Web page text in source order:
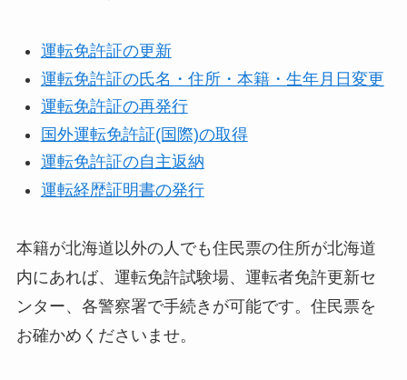
運転免許証の更新
運転免許証の氏名・住所・本籍・生年月日変更
運転免許証の再発行
国外運転免許証(国際)の取得
運転免許証の自主返納
運転経歴証明書の発行
本籍が北海道以外の人でも住民票の住所が北海道
内にあれば、運転免許試験場、運転者免許更新セ
ンター、各警察署で手続きが可能です。住民票を
お確かめくださいませ。